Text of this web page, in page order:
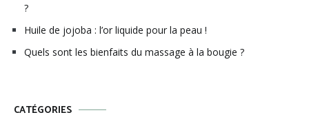
?
Huile de jojoba : l’or liquide pour la peau !
Quels sont les bienfaits du massage à la bougie ?
CATÉGORIES